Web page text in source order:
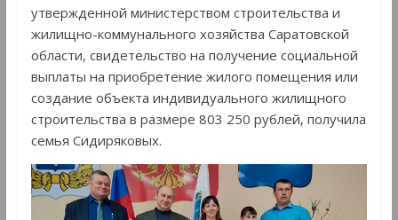
утвержденной министерством строительства и
жилищно-коммунального хозяйства Саратовской
области, свидетельство на получение социальной
выплаты на приобретение жилого помещения или
создание объекта индивидуального жилищного
строительства в размере 803 250 рублей, получила
семья Сидиряковых.